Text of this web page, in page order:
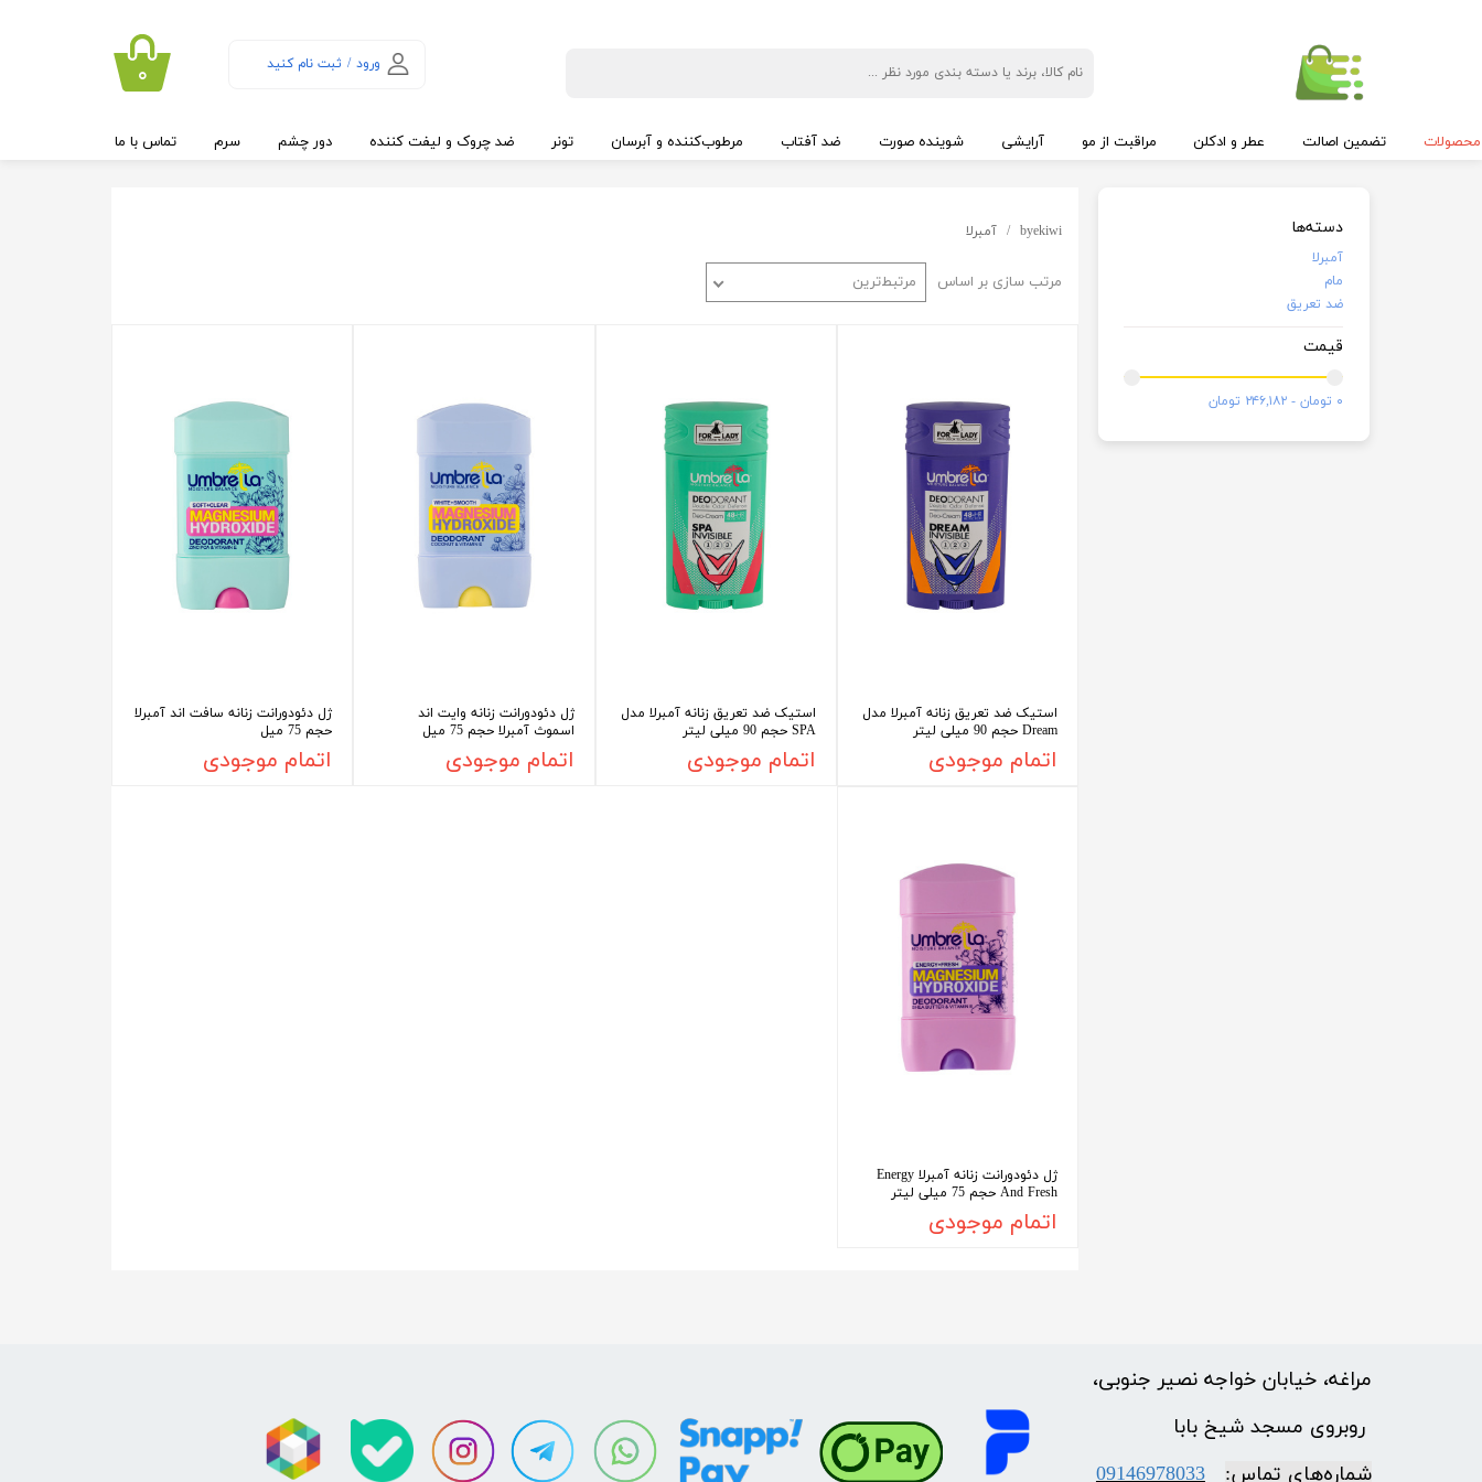
ورود / ثبت نام کنید
تغییر گذر واژه
۰
تضمین اصالت عطر و ادکلن مراقبت از مو آرایشی شوینده صورت ضد آفتاب مرطوب‌کننده و آبرسان تونر ضد چروک و لیفت کننده دور چشم سرم تماس با ما
دسته‌ها
آمبرلا
مام
ضد تعریق
قیمت
۰ تومان - ۲۴۶,۱۸۲ تومان
byekiwi آمبرلا
مرتب سازی بر اساس مرتبط‌ترین
استیک ضد تعریق زنانه آمبرلا مدل
Dream حجم 90 میلی لیتر
اتمام موجودی
استیک ضد تعریق زنانه آمبرلا مدل
SPA حجم 90 میلی لیتر
اتمام موجودی
ژل دئودورانت زنانه وایت اند
اسموث آمبرلا حجم 75 میل
اتمام موجودی
ژل دئودورانت زنانه سافت اند آمبرلا
حجم 75 میل
اتمام موجودی
ژل دئودورانت زنانه آمبرلا Energy
And Fresh حجم 75 میلی لیتر
اتمام موجودی
مراغه، خیابان خواجه نصیر جنوبی،
​​​​​​​ روبروی مسجد شیخ بابا
شماره‌‌های تماس:
09146978033